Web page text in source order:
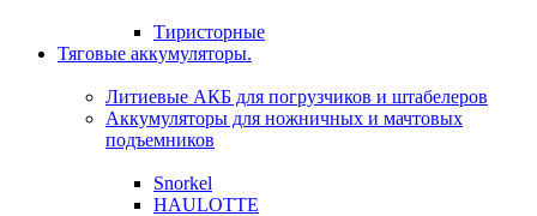
Тиристорные
Тяговые аккумуляторы.
Литиевые АКБ для погрузчиков и штабелеров
Аккумуляторы для ножничных и мачтовых
подъемников
Snorkel
HAULOTTE